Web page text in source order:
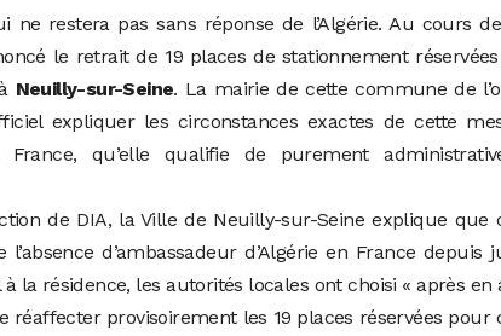
ne restera pas sans réponse de l’Algérie. Au cours
le retrait de 19 places de stationnement
Neuilly-sur-Seine. La mairie de cette commune de
expliquer les circonstances exactes de cette
France, qu’elle qualifie de purement
de DIA, la Ville de Neuilly-sur-Seine explique que
d’ambassadeur d’Algérie en France depuis
à la résidence, les autorités locales ont choisi « après en
réaffecter provisoirement les 19 places réservées pour